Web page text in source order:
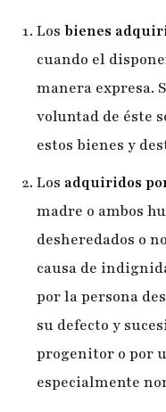
Los bienes
cuando el
manera expresa.
voluntad de éste
estos bienes y
Los adquiridos
madre o ambos
desheredados o
causa de
por la persona
su defecto y
progenitor o por
especialmente